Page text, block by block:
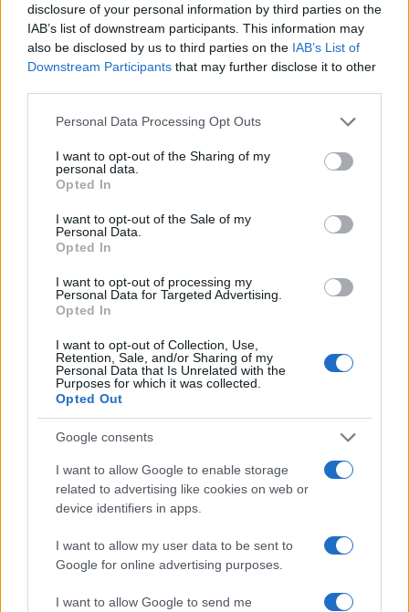
disclosure of your personal information by third parties on the
IAB’s list of downstream participants. This information may
also be disclosed by us to third parties on the IAB’s List of
Downstream Participants that may further disclose it to other
Please note that this website/app uses one or more Google
not limited to your visit or usage behaviour. You may click to
grant or deny consent to Google and its third-party tags to
use your data for below specified purposes in below Google
consent section.
Personal Data Processing Opt Outs
I want to opt-out of the Sharing of my
personal data.
Opted In
I want to opt-out of the Sale of my
Personal Data.
Opted In
I want to opt-out of processing my
Personal Data for Targeted Advertising.
Opted In
I want to opt-out of Collection, Use,
Retention, Sale, and/or Sharing of my
Personal Data that Is Unrelated with the
Purposes for which it was collected.
Opted Out
Google consents
I want to allow Google to enable storage
related to advertising like cookies on web or
device identifiers in apps.
I want to allow my user data to be sent to
Google for online advertising purposes.
I want to allow Google to send me
Continua a leggere
NEWS
CSI Bergamo: Tra Corsi, Eventi e Protezione dei Dati
Personali